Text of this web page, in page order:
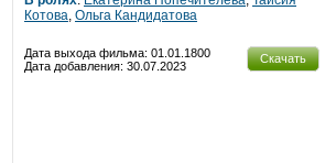
Котова, Ольга Кандидатова
Скачать
Дата выхода фильма: 01.01.1800
Дата добавления: 30.07.2023